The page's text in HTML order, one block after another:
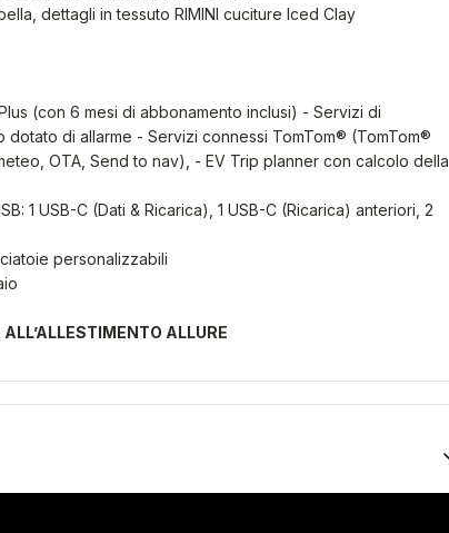
dettagli in tessuto RIMINI cuciture Iced Clay
(con 6 mesi di abbonamento inclusi) - Servizi di
di allarme - Servizi connessi TomTom® (TomTom®
OTA, Send to nav), - EV Trip planner con calcolo della
1 USB-C (Dati & Ricarica), 1 USB-C (Ricarica) anteriori, 2
personalizzabili
ALLURE